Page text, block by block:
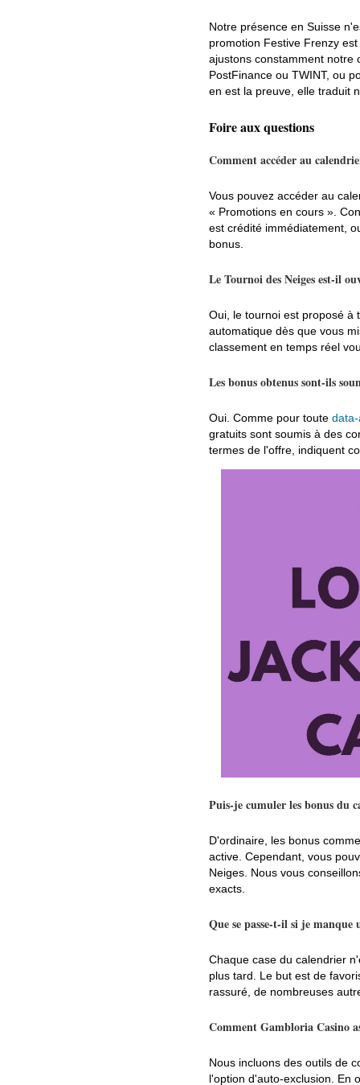
Notre présence en Suisse
promotion Festive Frenzy
ajustons constamment notre
PostFinance ou TWINT, ou
en est la preuve, elle traduit
Foire aux questions
Comment accéder au
Vous pouvez accéder au
« Promotions en cours ».
est crédité immédiatement,
bonus.
Le Tournoi des Neiges est-il
Oui, le tournoi est proposé à
automatique dès que vous
classement en temps réel
Les bonus obtenus sont-ils
Oui. Comme pour toute
gratuits sont soumis à des
termes de l'offre, indiquent
Puis-je cumuler les bonus du
D'ordinaire, les bonus
active. Cependant, vous
Neiges. Nous vous
exacts.
Que se passe-t-il si je
Chaque case du calendrier
plus tard. Le but est de
rassuré, de nombreuses
Comment Gambloria Casino
Nous incluons des outils de
l'option d'auto-exclusion. En